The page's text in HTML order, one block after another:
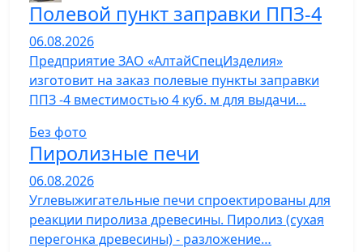
Полевой пункт заправки ППЗ-4
06.08.2026
Предприятие ЗАО «АлтайСпецИзделия»
изготовит на заказ полевые пункты заправки
ППЗ -4 вместимостью 4 куб. м для выдачи…
Без фото
Пиролизные печи
06.08.2026
Углевыжигательные печи спроектированы для
реакции пиролиза древесины. Пиролиз (сухая
перегонка древесины) - разложение…